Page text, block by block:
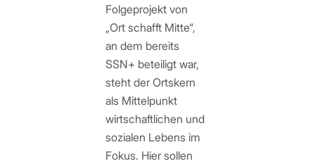
Folgeprojekt von
„Ort schafft Mitte“,
an dem bereits
SSN+ beteiligt war,
steht der Ortskern
als Mittelpunkt
wirtschaftlichen und
sozialen Lebens im
Fokus. Hier sollen